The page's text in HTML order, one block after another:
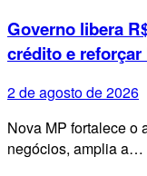
Governo libera
crédito e
2 de agosto de 2026
Nova MP fortalece o
negócios, amplia a…